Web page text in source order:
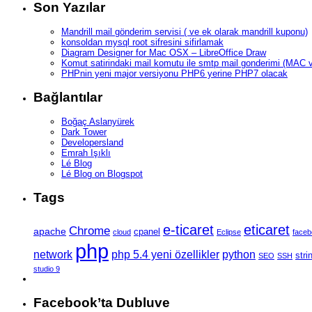
Son Yazılar
Mandrill mail gönderim servisi ( ve ek olarak mandrill kuponu)
konsoldan mysql root sifresini sifirlamak
Diagram Designer for Mac OSX – LibreOffice Draw
Komut satirindaki mail komutu ile smtp mail gonderimi (MAC
PHPnin yeni major versiyonu PHP6 yerine PHP7 olacak
Bağlantılar
Boğaç Aslanyürek
Dark Tower
Developersland
Emrah Işıklı
Lé Blog
Lé Blog on Blogspot
Tags
apache Chrome cloud cpanel e-ticaret Eclipse eticaret
network php php 5.4 yeni özellikler python SEO SSH
studio 9
Facebook’ta Dubluve